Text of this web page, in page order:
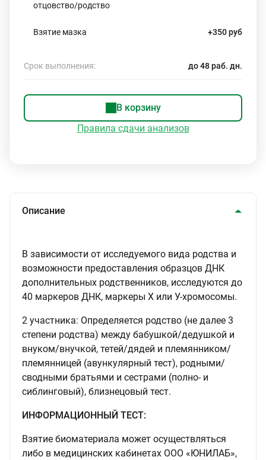
отцовство/родство
Взятие мазка +350 руб
Срок выполнения: до 48 раб. дн.
В корзину
Правила сдачи анализов
Описание
В зависимости от исследуемого вида родства и
возможности предоставления образцов ДНК
дополнительных родственников, исследуются до
40 маркеров ДНК, маркеры Х или У-хромосомы.
2 участника: Определяется родство (не далее 3
степени родства) между бабушкой/дедушкой и
внуком/внучкой, тетей/дядей и племянником/
племянницей (авункулярный тест), родными/
сводными братьями и сестрами (полно- и
сиблинговый), близнецовый тест.
ИНФОРМАЦИОННЫЙ ТЕСТ:
Взятие биоматериала может осуществляться
либо в медицинских кабинетах ООО «ЮНИЛАБ»,